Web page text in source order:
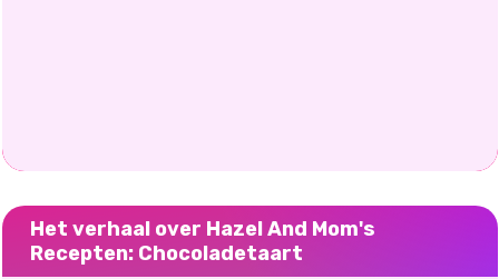
Het verhaal over Hazel And Mom's
Recepten: Chocoladetaart